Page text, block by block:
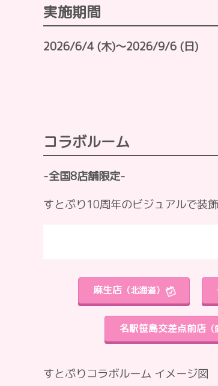
実施期間
2026/6/4 (木)～2026/9/6 (日)
コラボルーム
-全国8店舗限定-
すとぷり10周年のビジュアルで装
麻生店 （北海道）
名駅笹島交差点前店
すとぷりコラボルーム イメージ図